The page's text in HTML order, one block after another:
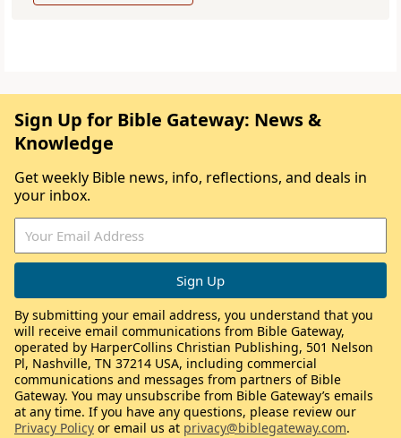
Sign Up for Bible Gateway: News &
Knowledge
Get weekly Bible news, info, reflections, and deals in
your inbox.
By submitting your email address, you understand that you
will receive email communications from Bible Gateway,
operated by HarperCollins Christian Publishing, 501 Nelson
Pl, Nashville, TN 37214 USA, including commercial
communications and messages from partners of Bible
Gateway. You may unsubscribe from Bible Gateway’s emails
at any time. If you have any questions, please review our
Privacy Policy or email us at privacy@biblegateway.com.